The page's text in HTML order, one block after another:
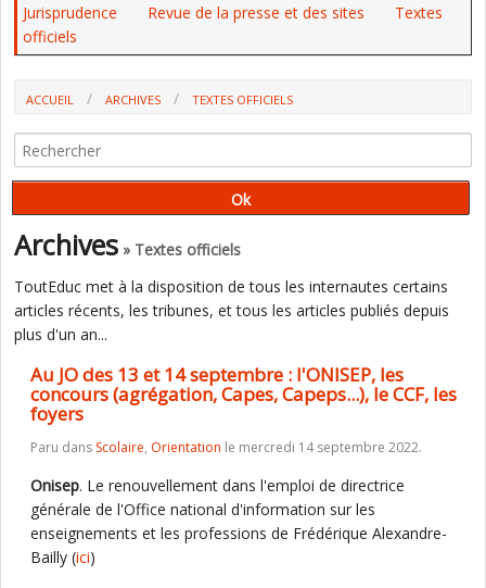
Jurisprudence
Revue de la presse et des sites
Textes
officiels
ACCUEIL ARCHIVES
TEXTES OFFICIELS
(AGRÉGATION, CAPES, CAPEPS...), LE CCF, LES FOYERS
Archives » Textes officiels
ToutEduc met à la disposition de tous les internautes certains
articles récents, les tribunes, et tous les articles publiés depuis
plus d'un an...
Au JO des 13 et 14 septembre : l'ONISEP, les
concours (agrégation, Capes, Capeps...), le CCF, les
foyers
Paru dans Scolaire, Orientation le mercredi 14 septembre 2022.
Onisep. Le renouvellement dans l'emploi de directrice
générale de l'Office national d'information sur les
enseignements et les professions de Frédérique Alexandre-
Bailly (ici)